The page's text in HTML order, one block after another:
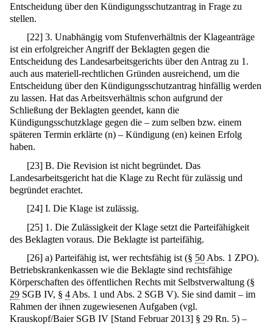
Entscheidung über den Kündigungsschutzantrag in Frage zu
stellen.
[22] 3. Unabhängig vom Stufenverhältnis der Klageanträge
ist ein erfolgreicher Angriff der Beklagten gegen die
Entscheidung des Landesarbeitsgerichts über den Antrag zu 1.
auch aus materiell-rechtlichen Gründen ausreichend, um die
Entscheidung über den Kündigungsschutzantrag hinfällig werden
zu lassen. Hat das Arbeitsverhältnis schon aufgrund der
Schließung der Beklagten geendet, kann die
Kündigungsschutzklage gegen die – zum selben bzw. einem
späteren Termin erklärte (n) – Kündigung (en) keinen Erfolg
haben.
[23] B. Die Revision ist nicht begründet. Das
Landesarbeitsgericht hat die Klage zu Recht für zulässig und
begründet erachtet.
[24] I. Die Klage ist zulässig.
[25] 1. Die Zulässigkeit der Klage setzt die Parteifähigkeit
des Beklagten voraus. Die Beklagte ist parteifähig.
[26] a) Parteifähig ist, wer rechtsfähig ist (§ 50 Abs. 1 ZPO).
Betriebskrankenkassen wie die Beklagte sind rechtsfähige
Körperschaften des öffentlichen Rechts mit Selbstverwaltung (§
29 SGB IV, § 4 Abs. 1 und Abs. 2 SGB V). Sie sind damit – im
Rahmen der ihnen zugewiesenen Aufgaben (vgl.
Krauskopf/Baier SGB IV [Stand Februar 2013] § 29 Rn. 5) –